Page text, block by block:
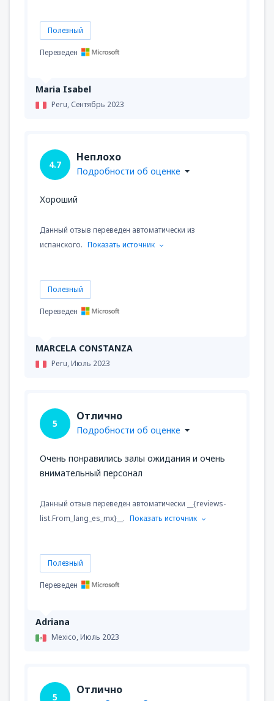
Maria Isabel
Peru, Сентябрь 2023
Полезный
Переведен
MARCELA CONSTANZA
Peru,Июль 2023
4.7
Неплохо
Подробности об оценке
Хороший
Данный отзыв переведен автоматически из
испанского. Показать источник
Полезный
Переведен
Adriana
Mexico,Июль 2023
5
Отлично
Подробности об оценке
Очень понравились залы ожидания и очень
внимательный персонал
Данный отзыв переведен автоматически __{reviews-
list.From_lang_es_mx}__. Показать источник
Полезный
Переведен
5
Отлично